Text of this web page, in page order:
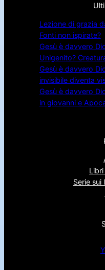
Lezione di grazia
Fonti non ispirate?
Gesù è davvero
Unigenito?
Gesù è davvero
invisibile diventa
Gesù è davvero
in giovanni e
Serie sui